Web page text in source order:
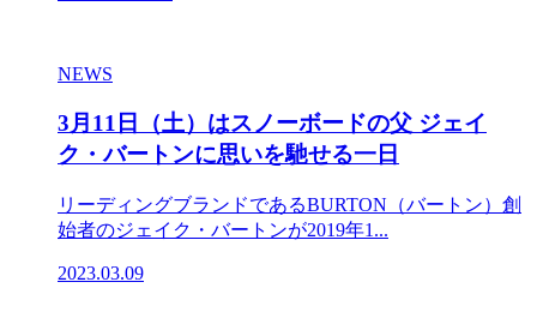
NEWS
3月11日（土）はスノーボードの父 ジェイ
ク・バートンに思いを馳せる一日
リーディングブランドであるBURTON（バートン）創
始者のジェイク・バートンが2019年1...
2023.03.09